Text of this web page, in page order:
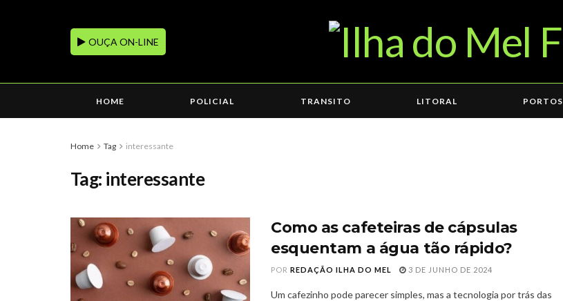
OUÇA ON-LINE
HOME POLICIAL TRANSITO LITORAL PORTOS
Home Tag interessante
Tag: interessante
Como as cafeteiras de cápsulas
esquentam a água tão rápido?
POR REDAÇÃO ILHA DO MEL 3 DE JUNHO DE 2024
Um cafezinho pode parecer simples, mas a tecnologia por trás das